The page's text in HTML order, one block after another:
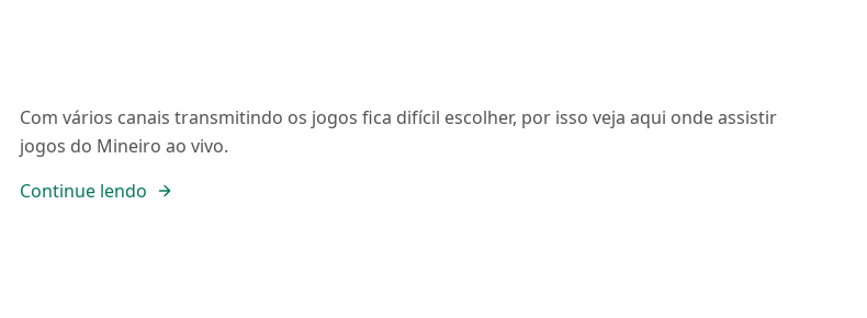
Com vários canais transmitindo os jogos fica difícil escolher, por isso veja aqui onde assistir
jogos do Mineiro ao vivo.
Continue lendo